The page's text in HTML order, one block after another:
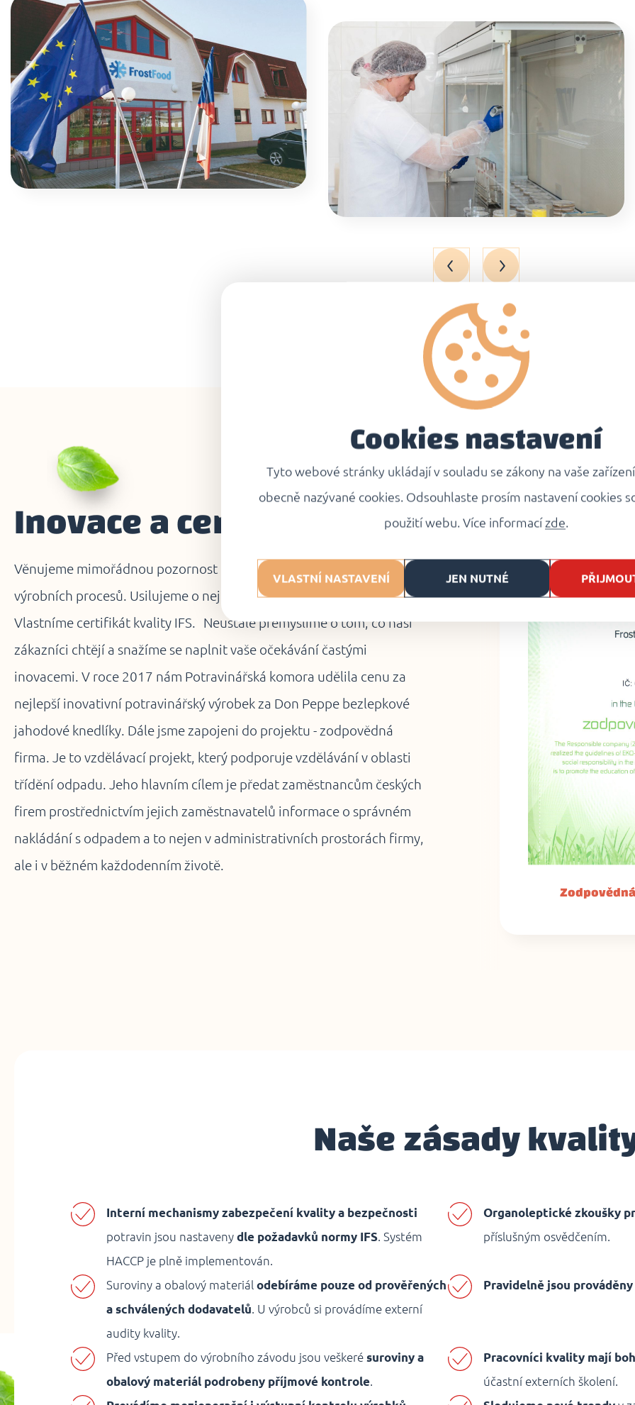
Inovace a certifikáty
Věnujeme mimořádnou pozornost kontrole surovin a celých
výrobních procesů. Usilujeme o nejlepší kvalitu našich výrobků.
Vlastníme certifikát kvality IFS. Neustále přemýšlíme o tom, co naši
zákazníci chtějí a snažíme se naplnit vaše očekávání častými
inovacemi. V roce 2017 nám Potravinářská komora udělila cenu za
nejlepší inovativní potravinářský výrobek za Don Peppe bezlepkové
jahodové knedlíky. Dále jsme zapojeni do projektu - zodpovědná
firma. Je to vzdělávací projekt, který podporuje vzdělávání v oblasti
třídění odpadu. Jeho hlavním cílem je předat zaměstnancům českých
firem prostřednictvím jejich zaměstnavatelů informace o správném
nakládání s odpadem a to nejen v administrativních prostorách firmy,
ale i v běžném každodenním životě.
Naše zásady
Interní mechanismy zabezpečení kvality a bezpečnosti
potravin jsou nastaveny dle požadavků normy IFS. Systém
HACCP je plně implementován.
Organoleptické zkoušky
příslušným osvědčením.
Suroviny a obalový materiál odebíráme pouze od prověřených
a schválených dodavatelů. U výrobců si provádíme externí
audity kvality.
Pravidelně jsou
Před vstupem do výrobního závodu jsou veškeré suroviny a
obalový materiál podrobeny příjmové kontrole.
Pracovníci kvality mají
účastní externích školení.
Cookies nastavení
Tyto webové stránky ukládají v souladu se zákony na vaše
obecně nazývané cookies. Odsouhlaste prosím nastavení cookies
použití webu. Více informací zde.
VLASTNÍ NASTAVENÍ JEN NUTNÉ